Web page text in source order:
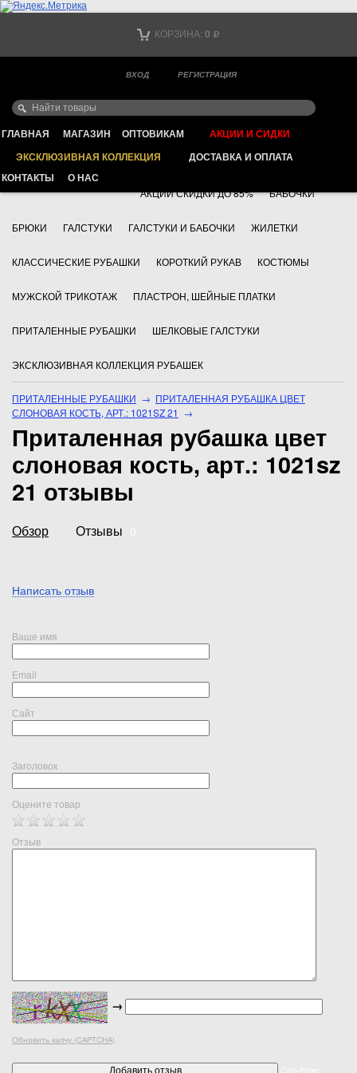
КОРЗИНА: 0 Р
ВХОД РЕГИСТРАЦИЯ
ГЛАВНАЯ МАГАЗИН ОПТОВИКАМ
АКЦИИ И СИДКИ
ЭКСКЛЮЗИВНАЯ КОЛЛЕКЦИЯ
ДОСТАВКА И ОПЛАТА
КОНТАКТЫ
О НАС
Ваш город -
ИНТЕРНЕТ МАГАЗИН КЛАССИЧЕСКОЙ МУЖСКОЙ ОДЕЖДЫ
+7 495 783 69 17 АКСЕССУАРЫ
АКЦИИ СКИДКИ ДО 85% БАБОЧКИ
БРЮКИ ГАЛСТУКИ ГАЛСТУКИ И БАБОЧКИ ЖИЛЕТКИ
КЛАССИЧЕСКИЕ РУБАШКИ КОРОТКИЙ РУКАВ КОСТЮМЫ
МУЖСКОЙ ТРИКОТАЖ ПЛАСТРОН, ШЕЙНЫЕ ПЛАТКИ
ПРИТАЛЕННЫЕ РУБАШКИ ШЕЛКОВЫЕ ГАЛСТУКИ
ЭКСКЛЮЗИВНАЯ КОЛЛЕКЦИЯ РУБАШЕК
ПРИТАЛЕННЫЕ РУБАШКИ → ПРИТАЛЕННАЯ РУБАШКА ЦВЕТ
СЛОНОВАЯ КОСТЬ, АРТ.: 1021SZ 21 →
Приталенная рубашка цвет
слоновая кость, арт.: 1021sz
21 отзывы
Обзор Отзывы
Написать отзыв
Ваше имя
Email
Сайт
Заголовок
Оцените товар
Отзыв
→
Обновить капчу (CAPTCHA)